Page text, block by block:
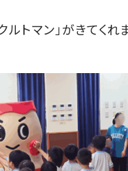
ルトマン」がきてくれ